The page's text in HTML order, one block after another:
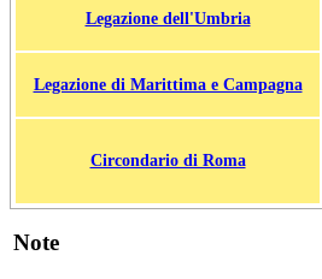
Legazione dell'Umbria
Legazione di Marittima e Campagna
Circondario di Roma
Note